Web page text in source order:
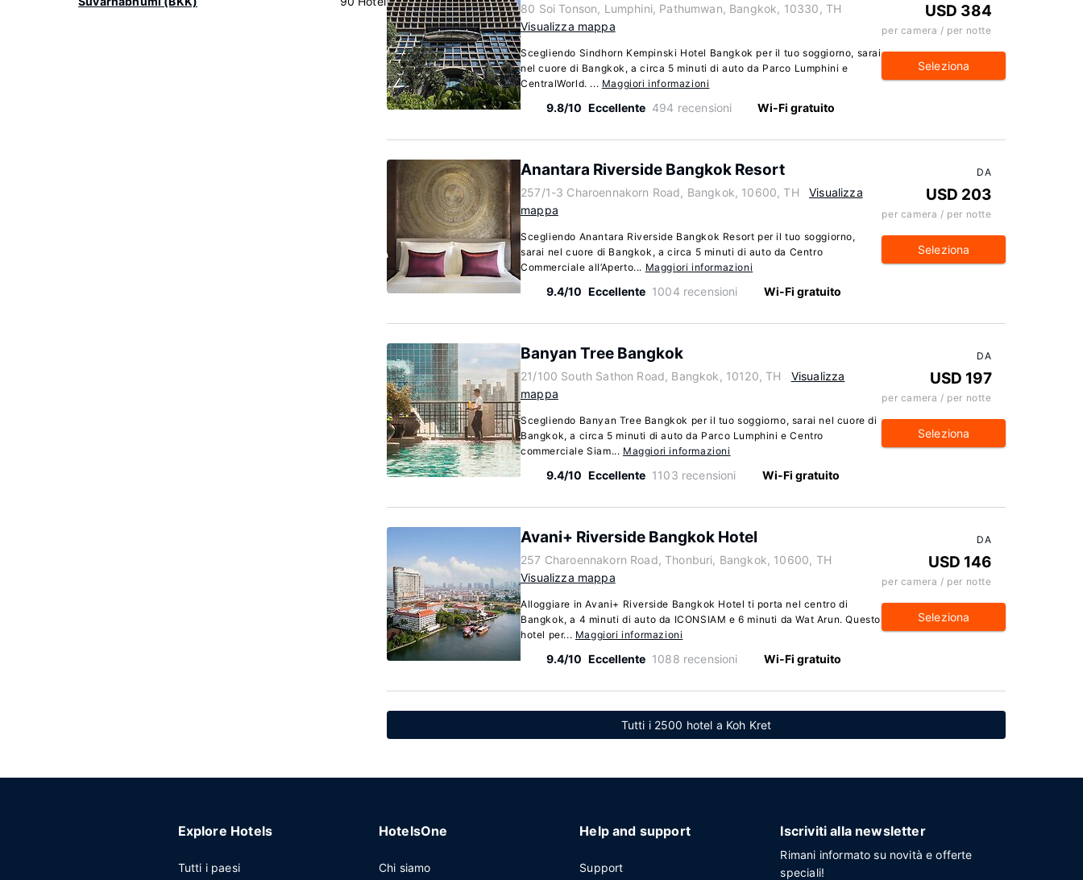
80 Soi Tonson, Lumphini, Pathumwan, Bangkok, 10330, TH
Visualizza mappa
Scegliendo Sindhorn Kempinski Hotel Bangkok per il tuo soggiorno, sarai
nel cuore di Bangkok, a circa 5 minuti di auto da Parco Lumphini e
CentralWorld. ... Maggiori informazioni
9.8/10 Eccellente 494 recensioni Wi-Fi gratuito
USD 384
per camera / per notte
Seleziona
Anantara Riverside Bangkok Resort
257/1-3 Charoennakorn Road, Bangkok, 10600, TH
Visualizza
mappa
Scegliendo Anantara Riverside Bangkok Resort per il tuo soggiorno,
sarai nel cuore di Bangkok, a circa 5 minuti di auto da Centro
Commerciale all’Aperto... Maggiori informazioni
9.4/10 Eccellente 1004 recensioni Wi-Fi gratuito
DA
USD 203
per camera / per notte
Seleziona
Banyan Tree Bangkok
21/100 South Sathon Road, Bangkok, 10120, TH
Visualizza
mappa
Scegliendo Banyan Tree Bangkok per il tuo soggiorno, sarai nel cuore di
Bangkok, a circa 5 minuti di auto da Parco Lumphini e Centro
commerciale Siam... Maggiori informazioni
9.4/10 Eccellente 1103 recensioni Wi-Fi gratuito
DA
USD 197
per camera / per notte
Seleziona
Avani+ Riverside Bangkok Hotel
257 Charoennakorn Road, Thonburi, Bangkok, 10600, TH
Visualizza mappa
Alloggiare in Avani+ Riverside Bangkok Hotel ti porta nel centro di
Bangkok, a 4 minuti di auto da ICONSIAM e 6 minuti da Wat Arun. Questo
hotel per... Maggiori informazioni
9.4/10 Eccellente 1088 recensioni Wi-Fi gratuito
DA
USD 146
per camera / per notte
Seleziona
Tutti i 2500 hotel a Koh Kret
Explore Hotels
Tutti i paesi
HotelsOne
Chi siamo
Help and support
Support
Iscriviti alla newsletter
Rimani informato su novità e offerte
speciali!